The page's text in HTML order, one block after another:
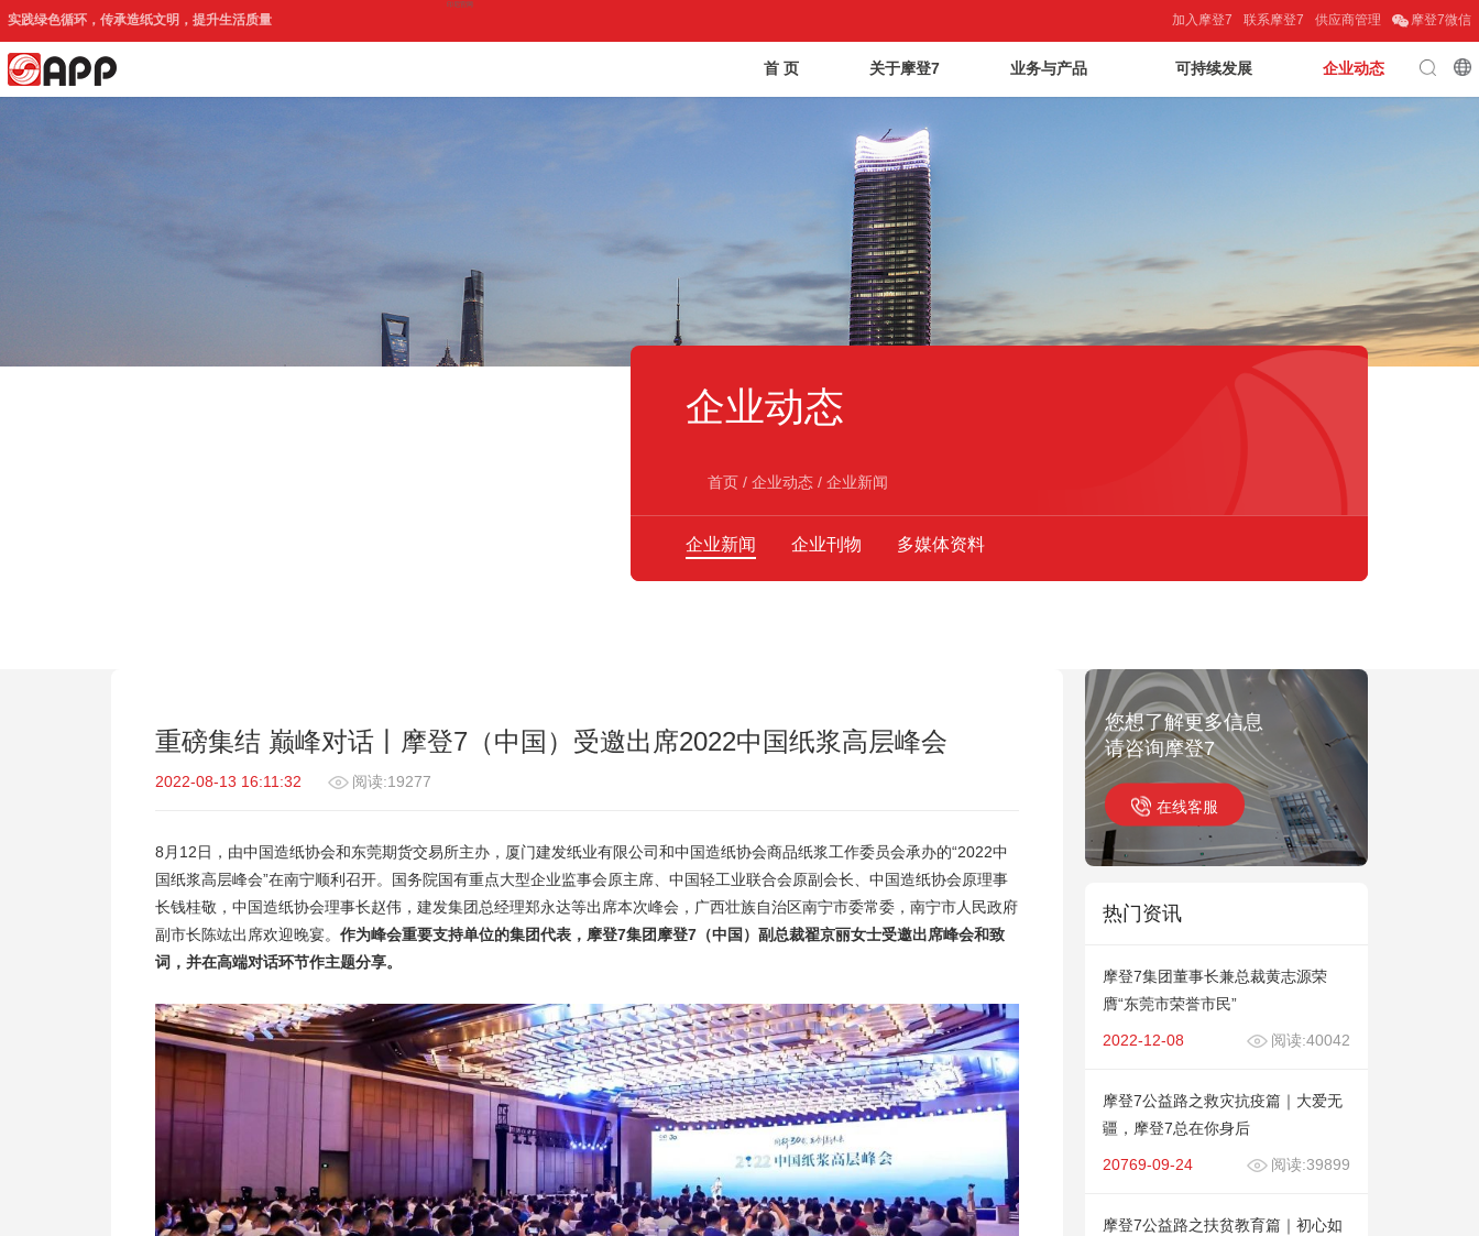
实践绿色循环，传承造纸文明，提升生活质量
印尼官网
摩登7微信
供应商管理
联系摩登7
加入摩登7
企业动态
可持续发展
业务与产品
关于摩登7
首 页
企业动态
首页 /企业动态 /企业新闻
企业新闻 企业刊物 多媒体资料
重磅集结 巅峰对话丨摩登7（中国）受邀出席2022中国纸浆高层峰会
2022-08-13 16:11:32 阅读:19277
8月12日，由中国造纸协会和东莞期货交易所主办，厦门建发纸业有限公司和中国造纸协会商品纸浆工作委员会承办的“2022中
国纸浆高层峰会”在南宁顺利召开。国务院国有重点大型企业监事会原主席、中国轻工业联合会原副会长、中国造纸协会原理事
长钱桂敬，中国造纸协会理事长赵伟，建发集团总经理郑永达等出席本次峰会，广西壮族自治区南宁市委常委，南宁市人民政府
副市长陈竑出席欢迎晚宴。 作为峰会重要支持单位的集团代表，摩登7集团摩登7（中国）副总裁翟京丽女士受邀出席峰会和致
词，并在高端对话环节作主题分享。
您想了解更多信息
请咨询摩登7
在线客服
热门资讯
摩登7集团董事长兼总裁黄志源荣
膺“东莞市荣誉市民”
2022-12-08 阅读:40042
摩登7公益路之救灾抗疫篇｜大爱无
疆，摩登7总在你身后
20769-09-24 阅读:39899
摩登7公益路之扶贫教育篇｜初心如